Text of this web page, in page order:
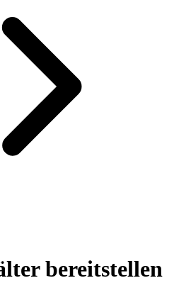
bereitstellen